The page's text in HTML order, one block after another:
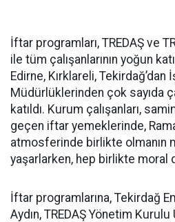
İftar programları, TREDAŞ ve
ile tüm çalışanlarının yoğun
Edirne, Kırklareli, Tekirdağ’dan
Müdürlüklerinden çok sayıda
katıldı. Kurum çalışanları,
geçen iftar yemeklerinde,
atmosferinde birlikte olmanın
yaşarlarken, hep birlikte moral
İftar programlarına, Tekirdağ
Aydın, TREDAŞ Yönetim